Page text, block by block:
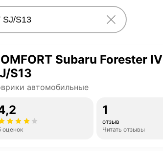
Subaru Forester IV
S13
автомобильные
оценок
1
отзыв
Читать отзывы